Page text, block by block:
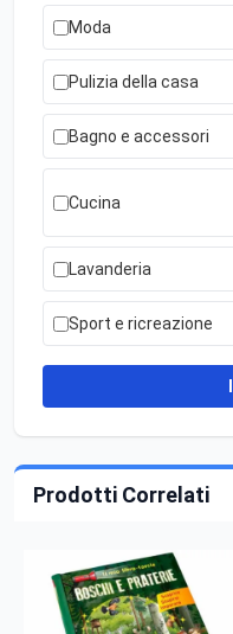
Moda
Pulizia della casa
Bagno e accessori
Cucina
Lavanderia
Sport e ricreazione
Prodotti Correlati